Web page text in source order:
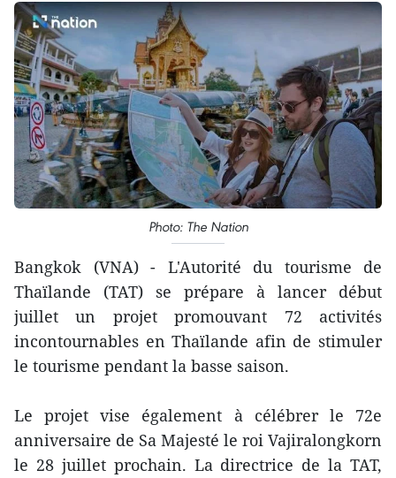
Photo: The Nation
Bangkok (VNA) - L'Autorité du tourisme de
Thaïlande (TAT) se prépare à lancer début
juillet un projet promouvant 72 activités
incontournables en Thaïlande afin de stimuler
le tourisme pendant la basse saison.
Le projet vise également à célébrer le 72e
anniversaire de Sa Majesté le roi Vajiralongkorn
le 28 juillet prochain. La directrice de la TAT,